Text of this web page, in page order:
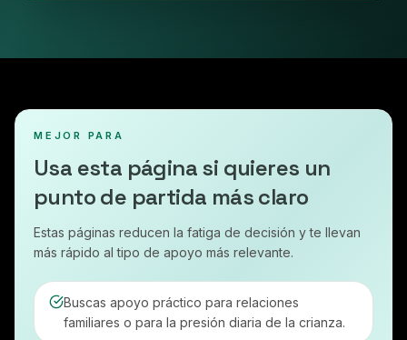
MEJOR PARA
Usa esta página si quieres un
punto de partida más claro
Estas páginas reducen la fatiga de decisión y te llevan
más rápido al tipo de apoyo más relevante.
Buscas apoyo práctico para relaciones
familiares o para la presión diaria de la crianza.